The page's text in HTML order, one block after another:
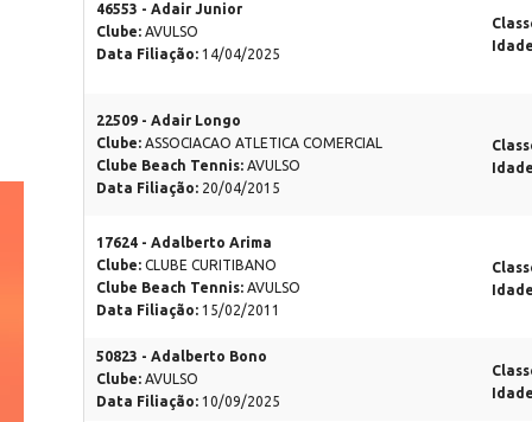
46553 - Adair Junior
Clube: AVULSO
Data Filiação: 14/04/2025
22509 - Adair Longo
Clube: ASSOCIACAO ATLETICA COMERCIAL
Clube Beach Tennis: AVULSO
Data Filiação: 20/04/2015
17624 - Adalberto Arima
Clube: CLUBE CURITIBANO
Clube Beach Tennis: AVULSO
Data Filiação: 15/02/2011
50823 - Adalberto Bono
Clube: AVULSO
Data Filiação: 10/09/2025